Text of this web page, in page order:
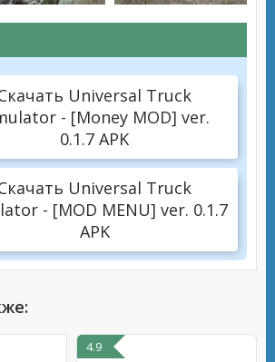
Universal Truck
- [Money MOD] ver.
0.1.7 APK
Universal Truck
- [MOD MENU] ver. 0.1.7
APK
4.9